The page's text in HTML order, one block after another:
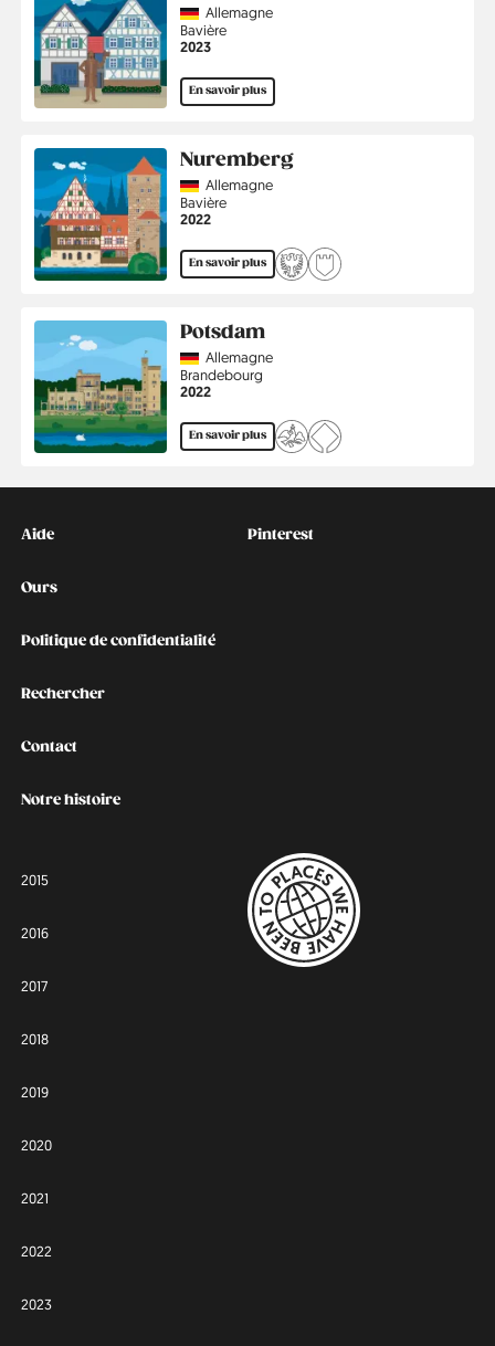
CountryAllemagne
Région
Bavière
Année
2023
En savoir plus
Nuremberg
CountryAllemagne
Région
Bavière
Année
2022
En savoir plus
Potsdam
CountryAllemagne
Région
Brandebourg
Année
2022
En savoir plus
Kontakt
Aide
Ours
Politique de confidentialité
Rechercher
Contact
Notre histoire
Social
Pinterest
2015
2016
2017
2018
2019
2020
2021
2022
2023